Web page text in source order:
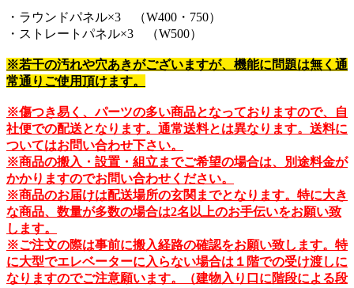
・ラウンドパネル×3 （W400・750）
・ストレートパネル×3 （W500）
※若干の汚れや穴あきがございますが、機能に問題は無く通
常通りご使用頂けます。
※傷つき易く、パーツの多い商品となっておりますので、自
社便での配送となります。通常送料とは異なります。送料に
ついてはお問い合わせ下さい。
※商品の搬入・設置・組立までご希望の場合は、別途料金が
かかりますのでお問い合わせください。
※商品のお届けは配送場所の玄関までとなります。特に大き
な商品、数量が多数の場合は2名以上のお手伝いをお願い致
します。
※ご注文の際は事前に搬入経路の確認をお願い致します。特
に大型でエレベーターに入らない場合は１階での受け渡しに
なりますのでご注意願います。（建物入り口に階段による段